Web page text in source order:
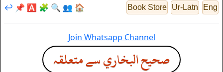
Eng
Ur-Latn
Book Store
🏠
👥
🔍
🧩
🅰️
📌
↩️
Join Whatsapp Channel
صحيح البخاري سے متعلقہ